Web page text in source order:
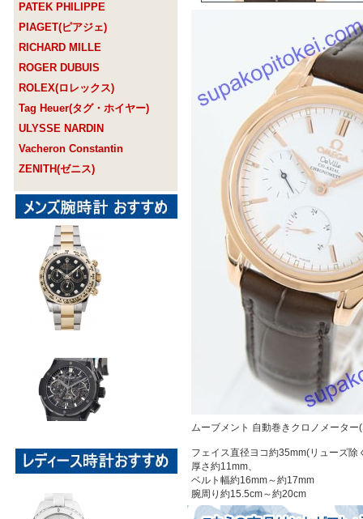
PATEK PHILIPPE
PIAGET(ピアジェ)
RICHARD MILLE
ROGER DUBUIS
ROLEX(ロレックス)
Tag Heuer(タグ・ホイヤー)
ULYSSE NARDIN
Vacheron Constantin
ZENITH(ゼニス)
ムーブメント 自動巻きクロノメーター
フェイス直径ヨコ約35mm(リューズ除
厚さ約11mm、
ベルト幅約16mm～約17mm
腕周り約15.5cm～約20cm